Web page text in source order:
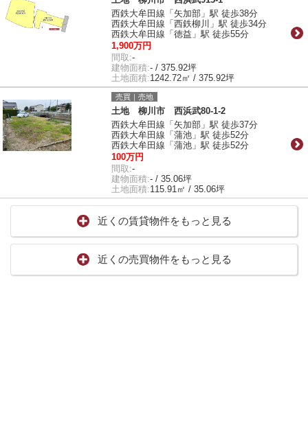
西鉄大牟田線「矢加部」駅 徒歩38分
西鉄大牟田線「西鉄柳川」駅 徒歩34分
西鉄大牟田線「徳益」駅 徒歩55分
1,900万円
間取:-
建物面積:- / 375.92坪
土地面積:1242.72㎡ / 375.92坪
売買｜売地
土地 柳川市 西浜武80-1-2
西鉄大牟田線「矢加部」駅 徒歩37分
西鉄大牟田線「蒲池」駅 徒歩52分
西鉄大牟田線「蒲池」駅 徒歩52分
100万円
間取:-
建物面積:- / 35.06坪
土地面積:115.91㎡ / 35.06坪
近くの賃貸物件をもっと見る
近くの売買物件をもっと見る